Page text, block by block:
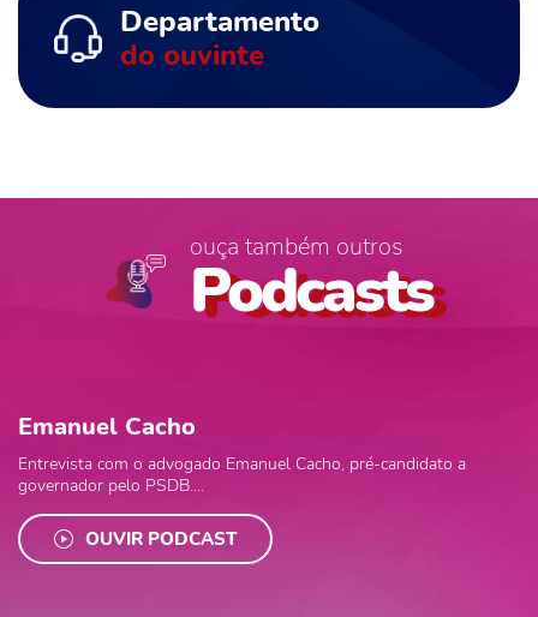
Departamento
do ouvinte
ouça também outros
Podcasts
Emanuel Cacho
Entrevista com o advogado Emanuel Cacho, pré-candidato a
governador pelo PSDB....
OUVIR PODCAST